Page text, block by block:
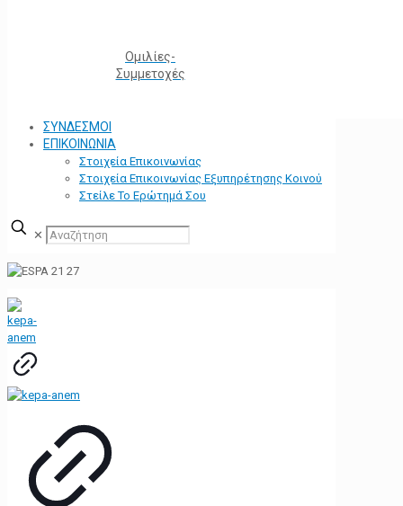
Ομιλίες-
Συμμετοχές
ΣΥΝΔΕΣΜΟΙ
ΕΠΙΚΟΙΝΩΝΙΑ
Στοιχεία Επικοινωνίας
Στοιχεία Επικοινωνίας Εξυπηρέτησης Κοινού
Στείλε Το Ερώτημά Σου
✕